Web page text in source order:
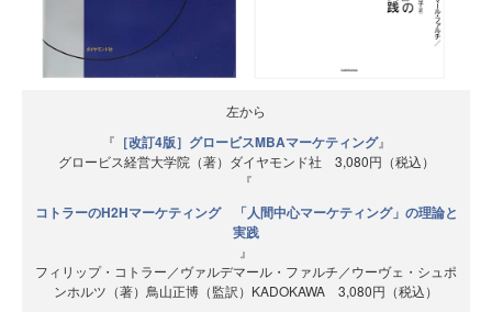
左から
『 ［改訂4版］グロービスMBAマーケティング』
グロービス経営大学院（著）ダイヤモンド社 3,080円（税込）
『
コトラーのH2Hマーケティング 「人間中心マーケティング」の理論と
実践
』
フィリップ・コトラー／ヴァルデマール・ファルチ／ウーヴェ・シュポ
ンホルツ（著）鳥山正博（監訳）KADOKAWA 3,080円（税込）